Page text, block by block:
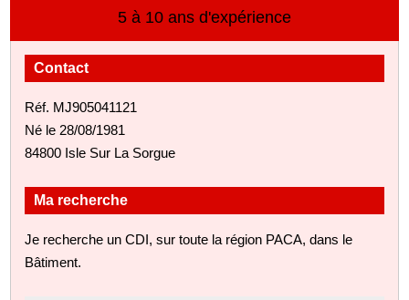
5 à 10 ans d'expérience
Contact
Réf. MJ905041121
Né le 28/08/1981
84800 Isle Sur La Sorgue
Ma recherche
Je recherche un CDI, sur toute la région PACA, dans le
Bâtiment.